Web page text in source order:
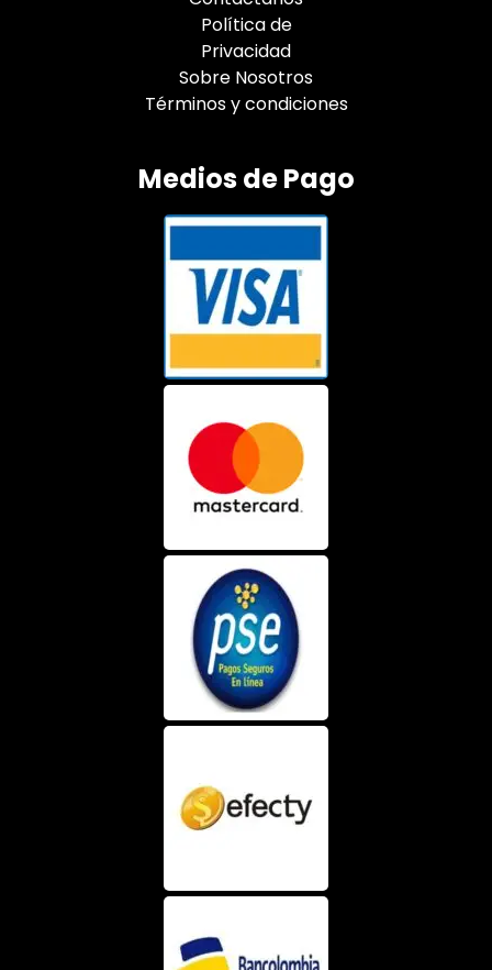
Política de
Privacidad
Sobre Nosotros
Términos y condiciones
Medios de Pago